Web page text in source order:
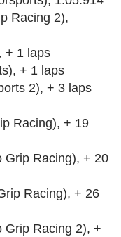
Racing 2),
+ 1 laps
+ 1 laps
2), + 3 laps
Racing), + 19
Grip Racing), + 20
Racing), + 26
Grip Racing 2), +